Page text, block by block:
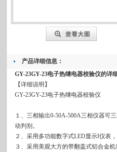
产品详细信息：
GY-23GY-23电子热继电器校验仪的详
【详细说明】
GY-23GY-23电子热继电器校验仪
１、三相输出0-50A-500A三相仪器可
动判别。
２、采用多功能数字式LED显示I仪表
３、采用美观大方的带翻盖式铝合金